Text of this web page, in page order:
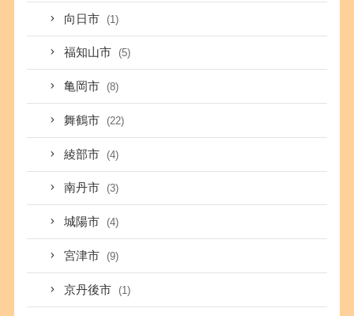
向日市 (1)
福知山市 (5)
亀岡市 (8)
舞鶴市 (22)
綾部市 (4)
南丹市 (3)
城陽市 (4)
宮津市 (9)
京丹後市 (1)